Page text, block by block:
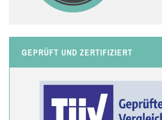
GEPRÜFT UND ZERTIFIZIERT